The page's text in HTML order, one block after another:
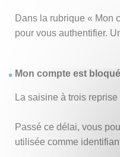
Dans la rubrique « Mon
pour vous authentifier.
Mon compte est
La saisine à trois
Passé ce délai, vous
utilisée comme